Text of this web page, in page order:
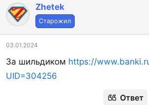
к
ц
и
и
:
Zhetek
Старожил
03.01.2024
За шильдиком https://
UID=304256
Ответ